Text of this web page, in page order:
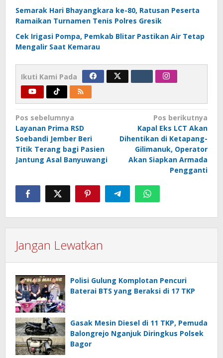
Semarak Hari Bhayangkara ke-80, Ratusan Peserta
Ramaikan Turnamen Tenis Polres Gresik
Cek Irigasi Pompa, Pemkab Blitar Pastikan Air Tetap
Mengalir Saat Kemarau
Ikuti Kami Pada
Navigasi
pos
Pos sebelumnya
Layanan Prima RSD
Soebandi Jember Beri
Titik Terang bagi Pasien
Jantung Asal Banyuwangi
Pos berikutnya
Kapal Eks LCT Akan
Dihentikan di Ketapang-
Gilimanuk, Operator
Akan Siapkan Armada
Pengganti
Jangan Lewatkan
Polisi Gulung Komplotan Pencuri
Baterai BTS yang Beraksi di 17 TKP
Gasak Mesin Diesel di 11 TKP, Pemuda
Balongrejo Nganjuk Diringkus Polsek
Bagor